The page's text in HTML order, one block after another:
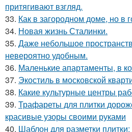
притягивают взгляд.
33. Как в загородном доме, но в
34. Новая жизнь Сталинки.
35. Даже небольшое
невероятно удобным.
36. Маленькие апартаменты, в
37. Экостиль в московской
38. Какие культурные центры
39. Трафареты для плитки
красивые узоры своими руками
40. Шаблон для разметки плитки: